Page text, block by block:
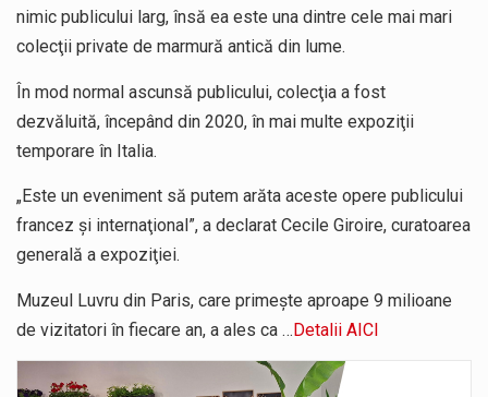
nimic publicului larg, însă ea este una dintre cele mai mari
colecţii private de marmură antică din lume.
În mod normal ascunsă publicului, colecţia a fost
dezvăluită, începând din 2020, în mai multe expoziţii
temporare în Italia.
„Este un eveniment să putem arăta aceste opere publicului
francez şi internaţional”, a declarat Cecile Giroire, curatoarea
generală a expoziţiei.
Muzeul Luvru din Paris, care primeşte aproape 9 milioane
de vizitatori în fiecare an, a ales ca …Detalii AICI